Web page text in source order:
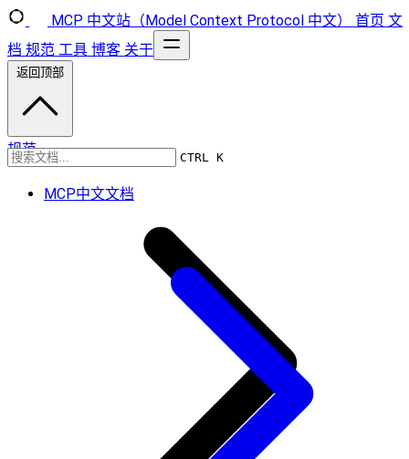
MCP 中文站（Model Context Protocol 中文） 首页 文
档 规范 工具 博客 关于
CTRL K
MCP中文文档
返回顶部
规范